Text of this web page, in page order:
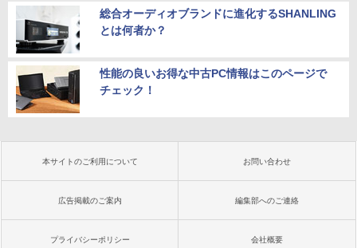
総合オーディオブランドに進化するSHANLING
とは何者か？
性能の良いお得な中古PC情報はこのページで
チェック！
本サイトのご利用について お問い合わせ
広告掲載のご案内 編集部へのご連絡
プライバシーポリシー 会社概要